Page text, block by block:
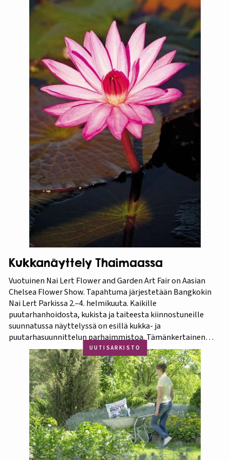
Kukkanäyttely Thaimaassa
Vuotuinen Nai Lert Flower and Garden Art Fair on Aasian
Chelsea Flower Show. Tapahtuma järjestetään Bangkokin
Nai Lert Parkissa 2.–4. helmikuuta. Kaikille
puutarhanhoidosta, kukista ja taiteesta kiinnostuneille
suunnatussa näyttelyssä on esillä kukka- ja
puutarhasuunnittelun parhaimmistoa. Tämänkertainen
tapahtuma on osa Amazing Thailand -teemavuotta, joka
pyrkii piristämään Thaimaan matkailua entisestään.
Thaimaa tunnetaan erittäin runsaasta ja monipuolisesta
kasvistostaan,…
UUTISARKISTO